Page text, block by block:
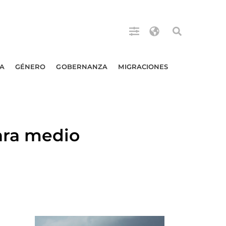
GÉNERO GOBERNANZA MIGRACIONES
medio